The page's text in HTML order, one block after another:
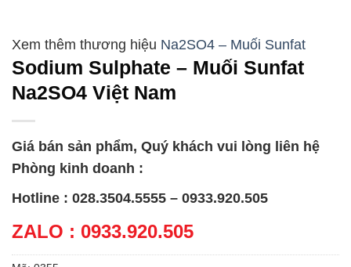
Na2SO4 – Muối Sunfat
Sodium Sulphate – Muối Sunfat
Na2SO4 Việt Nam
Giá bán sản phẩm, Quý khách vui lòng liên hệ
Phòng kinh doanh :
Hotline : 028.3504.5555 – 0933.920.505
ZALO : 0933.920.505